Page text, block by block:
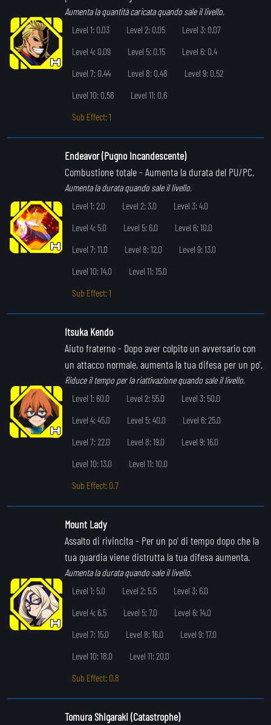
Aumenta la quantità caricata quando sale il livello.
Level 1: 0.03
Level 2: 0.05
Level 3: 0.07
Level 4: 0.09
Level 5: 0.15
Level 6: 0.4
Level 7: 0.44
Level 8: 0.48
Level 9: 0.52
Level 10: 0.56
Level 11: 0.6
Sub Effect: 1
Endeavor (Pugno Incandescente)
Combustione totale- Aumenta la durata del PU/PC.
Aumenta la durata quando sale il livello.
Level 1: 2.0
Level 2: 3.0
Level 3: 4.0
Level 4: 5.0
Level 5: 6.0
Level 6: 10.0
Level 7: 11.0
Level 8: 12.0
Level 9: 13.0
Level 10: 14.0
Level 11: 15.0
Sub Effect: 1
Itsuka Kendo
Aiuto fraterno- Dopo aver colpito un avversario con
un attacco normale, aumenta la tua difesa per un po'.
Riduce il tempo per la riattivazione quando sale il livello.
Level 1: 60.0
Level 2: 55.0
Level 3: 50.0
Level 4: 45.0
Level 5: 40.0
Level 6: 25.0
Level 7: 22.0
Level 8: 19.0
Level 9: 16.0
Level 10: 13.0
Level 11: 10.0
Sub Effect: 0.7
Mount Lady
Assalto di rivincita- Per un po' di tempo dopo che la
tua guardia viene distrutta la tua difesa aumenta.
Aumenta la durata quando sale il livello.
Level 1: 5.0
Level 2: 5.5
Level 3: 6.0
Level 4: 6.5
Level 5: 7.0
Level 6: 14.0
Level 7: 15.0
Level 8: 16.0
Level 9: 17.0
Level 10: 18.0
Level 11: 20.0
Sub Effect: 0.8
Tomura Shigaraki (Catastrophe)